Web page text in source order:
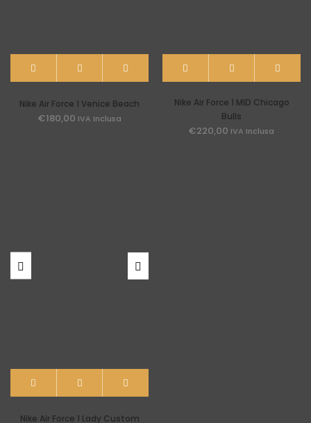
Nike Air Force 1 Venice Beach
€180,00 IVA Inclusa
Nike Air Force 1 MID Chicago
Bulls
€220,00 IVA Inclusa
Nike Air Force 1 Lady Custom